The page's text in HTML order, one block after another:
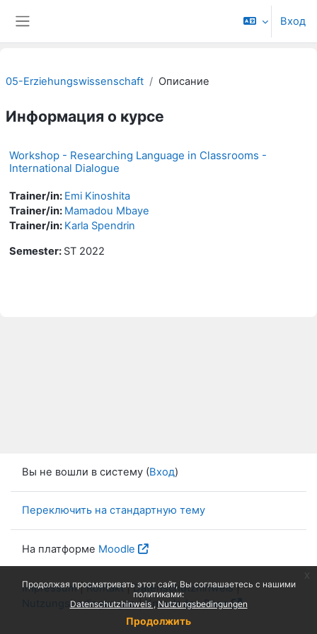
Продолжая просматривать этот сайт, Вы соглашаетесь с нашими
политиками:
Datenschutzhinweis
Nutzungsbedingungen
Продолжить
Вход
05-Erziehungswissenschaft Описание
Информация о курсе
Workshop - Researching Language in Classrooms -
International Dialogue
Trainer/in: Emi Kinoshita
Trainer/in: Mamadou Mbaye
Trainer/in: Karla Spendrin
Semester: ST 2022
Вы не вошли в систему (Вход)
Переключить на стандартную тему
На платформе Moodle
Impressum|Kontakt|Datenschutzhinweis|
Nutzungsbedingungen|Knowledge Base